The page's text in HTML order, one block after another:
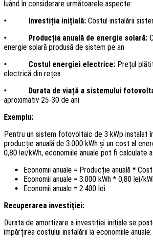
luând în considerare următoarele aspecte:
• Investiția inițială: Costul instalării
• Producția anuală de energie solară:
energie solară produsă de sistem pe an
• Costul energiei electrice: Prețul
electrică din rețea
• Durata de viață a sistemului
aproximativ 25-30 de ani
Exemplu:
Pentru un sistem fotovoltaic de 3 kWp instalat
producție anuală de 3.000 kWh și un cost al
0,80 lei/kWh, economiile anuale pot fi calculate
Economii anuale = Producție anuală *
Economii anuale = 3.000 kWh * 0,80 lei/
Economii anuale = 2.400 lei
Recuperarea investiției:
Durata de amortizare a investiției inițiale se
împărțirea costului instalării la economiile anuale: